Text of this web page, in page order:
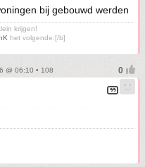
bij gebouwd werden
krijgen!
het volgende:[/b]
@ 06:10 • 108